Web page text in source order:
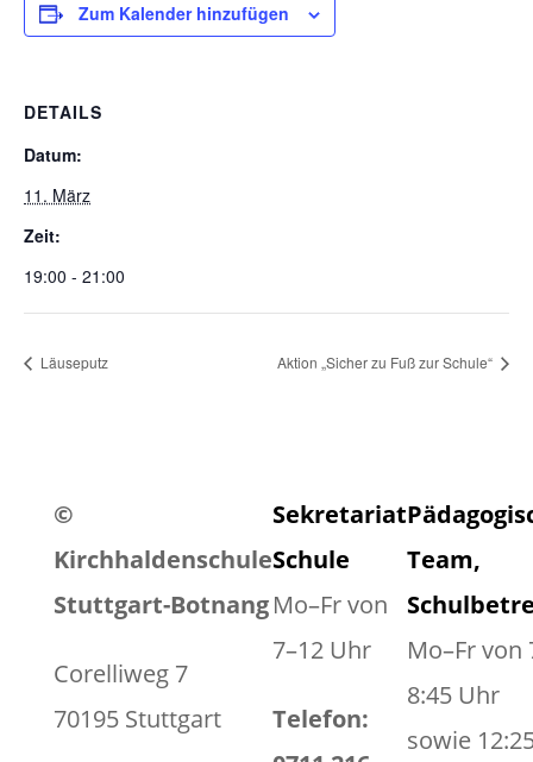
Zum Kalender hinzufügen
DETAILS
Datum:
11. März
Zeit:
19:00 - 21:00
Läuseputz Aktion „Sicher zu Fuß zur Schule“
©
Kirchhaldenschule
Stuttgart-Botnang
Corelliweg 7
70195 Stuttgart
Sekretariat
Schule
Mo–Fr von
7–12 Uhr
Telefon:
Team,
Mo–Fr von
8:45 Uhr
sowie